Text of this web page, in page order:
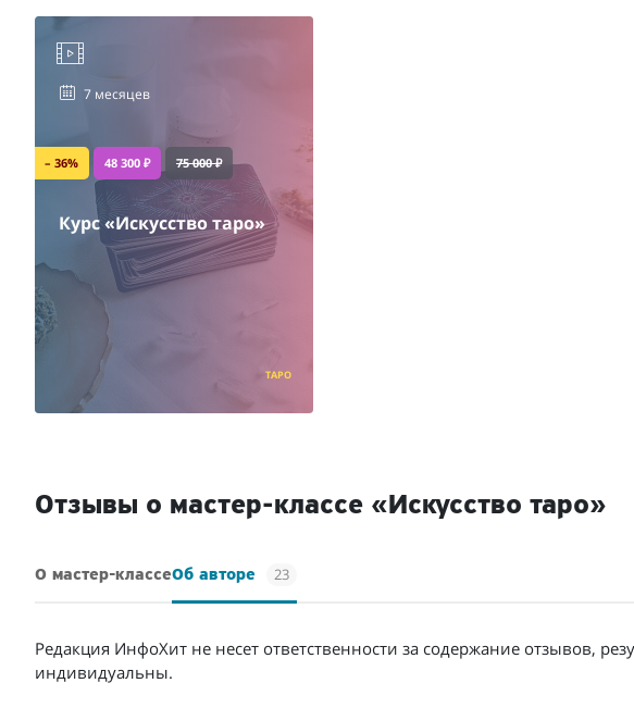
– 36% 48 300 ₽ 75 000 ₽
Курс «Искусство таро»
7 месяцев
ТАРО
Отзывы о мастер-классе «Искусство таро»
О мастер-классеОб авторе 23
Редакция ИнфоХит не несет ответственности за содержание отзывов,
индивидуальны.